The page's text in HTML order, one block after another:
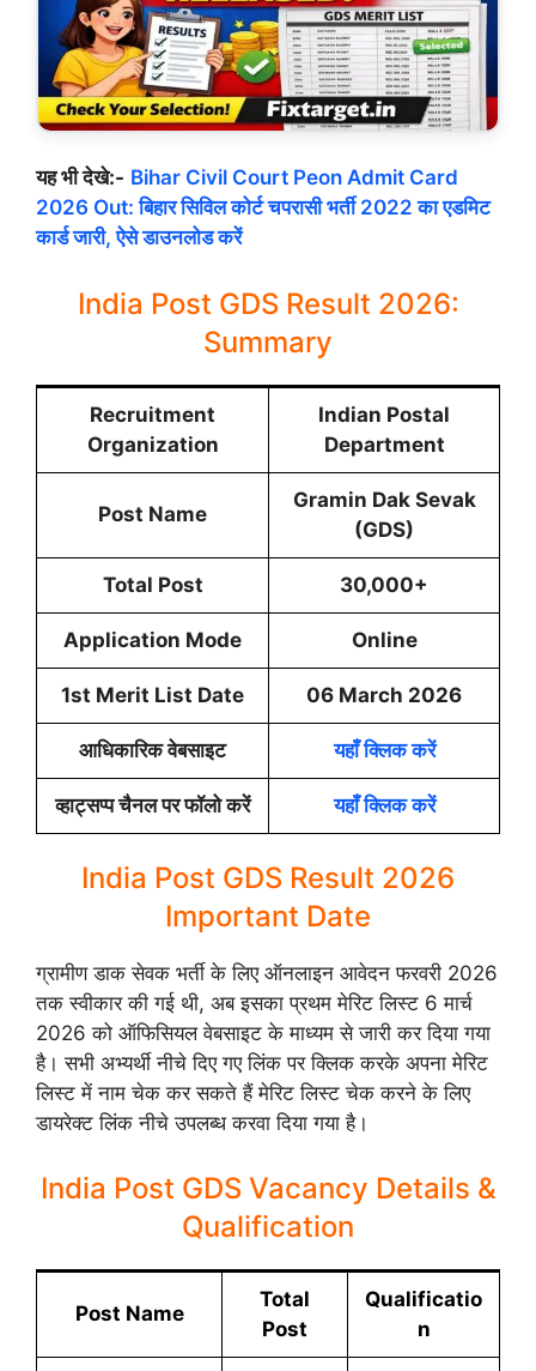
यह भी देखे:- Bihar Civil Court Peon Admit Card
2026 Out: बिहार सिविल कोर्ट चपरासी भर्ती 2022 का एडमिट
कार्ड जारी, ऐसे डाउनलोड करें
India Post GDS Result 2026:
Summary
Recruitment
Organization
Indian Postal
Department
Post Name
Gramin Dak Sevak
(GDS)
Total Post 30,000+
Application Mode Online
1st Merit List Date 06 March 2026
आधिकारिक वेबसाइट यहाँ क्लिक करें
व्हाट्सप्प चैनल पर फॉलो करें यहाँ क्लिक करें
India Post GDS Result 2026
Important Date
ग्रामीण डाक सेवक भर्ती के लिए ऑनलाइन आवेदन फरवरी 2026
तक स्वीकार की गई थी, अब इसका प्रथम मेरिट लिस्ट 6 मार्च
2026 को ऑफिसियल वेबसाइट के माध्यम से जारी कर दिया गया
है। सभी अभ्यर्थी नीचे दिए गए लिंक पर क्लिक करके अपना मेरिट
लिस्ट में नाम चेक कर सकते हैं मेरिट लिस्ट चेक करने के लिए
डायरेक्ट लिंक नीचे उपलब्ध करवा दिया गया है।
India Post GDS Vacancy Details &
Qualification
Post Name
Total
Post
Qualificatio
n